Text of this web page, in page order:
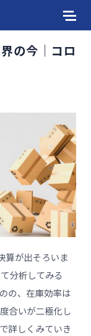
の今｜コロ
算が出そろいま
分析してみる
の、在庫効率は
合いが二極化し
詳しくみていき